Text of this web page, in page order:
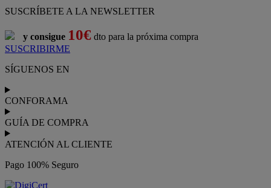
SUSCRÍBETE A LA NEWSLETTER
y consigue 10€ dto para la próxima compra
SUSCRIBIRME
SÍGUENOS EN
CONFORAMA
GUÍA DE COMPRA
ATENCIÓN AL CLIENTE
Pago 100% Seguro